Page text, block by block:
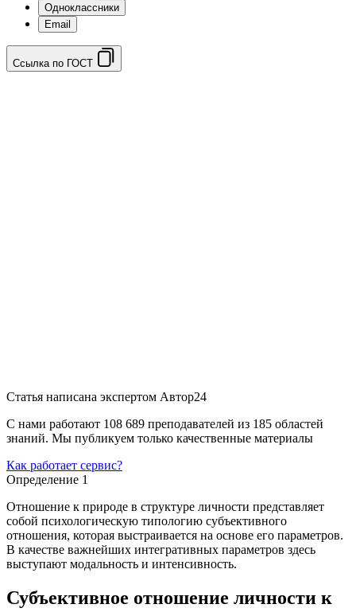
Одноклассники
Email
Ссылка по ГОСТ
Статья написана экспертом Автор24
С нами работают 108 689 преподавателей из 185 областей
знаний. Мы публикуем только качественные материалы
Как работает сервис?
Определение 1
Отношение к природе в структуре личности представляет
собой психологическую типологию субъективного
отношения, которая выстраивается на основе его параметров.
В качестве важнейших интегративных параметров здесь
выступают модальность и интенсивность.
Субъективное отношение личности к